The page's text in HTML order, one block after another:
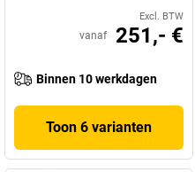
Excl. BTW
vanaf 251,- €
Binnen 10 werkdagen
Toon 6 varianten